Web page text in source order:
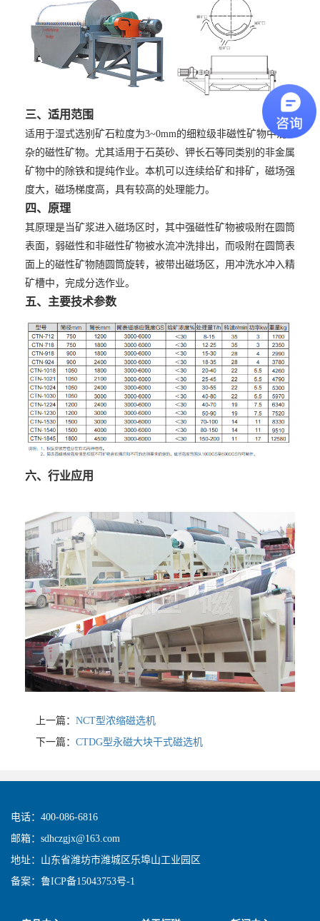
三、适用范围
适用于湿式选别矿石粒度为3~0mm的细粒级非磁性矿物中混
杂的磁性矿物。尤其适用于石英砂、钾长石等同类别的非金属
矿物中的除铁和提纯作业。本机可以连续给矿和排矿，磁场强
度大，磁场梯度高，具有较高的处理能力。
四、原理
其原理是当矿浆进入磁场区时，其中强磁性矿物被吸附在圆筒
表面，弱磁性和非磁性矿物被水流冲洗排出，而吸附在圆筒表
面上的磁性矿物随圆筒旋转，被带出磁场区，用冲洗水冲入精
矿槽中，完成分选作业。
五、主要技术参数
六、行业应用
上一篇： NCT型浓缩磁选机
下一篇： CTDG型永磁大块干式磁选机
电话：400-086-6816
邮箱：sdhczgjx@163.com
地址：山东省潍坊市潍城区乐埠山工业园区
备案： 鲁ICP备15043753号-1